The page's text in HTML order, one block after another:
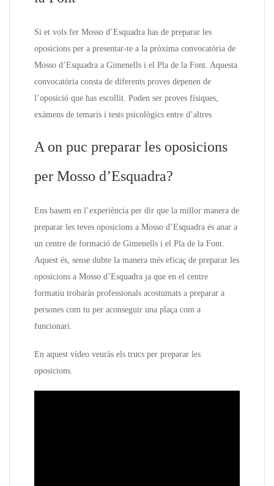
Si et vols fer Mosso d’Esquadra has de preparar les
oposicions per a presentar-te a la pròxima convocatòria de
Mosso d’Esquadra a Gimenells i el Pla de la Font. Aquesta
convocatòria consta de diferents proves depenen de
l’oposició que has escollit. Poden ser proves físiques,
exàmens de temaris i tests psicològics entre d’altres
A on puc preparar les oposicions
per Mosso d’Esquadra?
Ens basem en l’experiència per dir que la millor manera de
preparar les teves oposicions a Mosso d’Esquadra és anar a
un centre de formació de Gimenells i el Pla de la Font.
Aquest és, sense dubte la manera més eficaç de preparar les
oposicions a Mosso d’Esquadra ja que en el centre
formatiu trobaràs professionals acostumats a preparar a
persones com tu per aconseguir una plaça com a
funcionari.
En aquest vídeo veuràs els trucs per preparar les
oposicions.